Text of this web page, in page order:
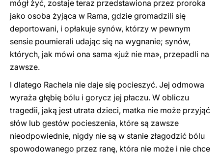
mógł żyć, zostaje teraz przedstawiona przez proroka
jako osoba żyjąca w Rama, gdzie gromadzili się
deportowani, i opłakuje synów, którzy w pewnym
sensie poumierali udając się na wygnanie; synów,
których, jak mówi ona sama «już nie ma», przepadli na
zawsze.
I dlatego Rachela nie daje się pocieszyć. Jej odmowa
wyraża głębię bólu i gorycz jej płaczu. W obliczu
tragedii, jaką jest utrata dzieci, matka nie może przyjąć
słów lub gestów pocieszenia, które są zawsze
nieodpowiednie, nigdy nie są w stanie złagodzić bólu
spowodowanego przez ranę, która nie może i nie chce